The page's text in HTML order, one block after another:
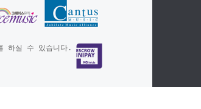
하실 수 있습니다.